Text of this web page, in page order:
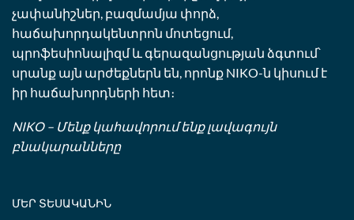
չափանիշներ, բազմամյա փորձ,
հաճախորդակենտրոն մոտեցում,
պրոֆեսիոնալիզմ և գերազանցության ձգտում՝
սրանք այն արժեքներն են, որոնք NIKO-ն կիսում է
իր հաճախորդների հետ։
NIKO – Մենք կահավորում ենք լավագույն
բնակարանները
ՄԵՐ ՏԵՍԱԿԱՆԻՆ